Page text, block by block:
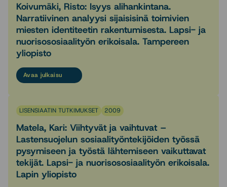
Koivumäki, Risto: Isyys alihankintana.
Narratiivinen analyysi sijaisisinä toimivien
miesten identiteetin rakentumisesta. Lapsi- ja
nuorisososiaalityön erikoisala. Tampereen
yliopisto
Avaa julkaisu
LISENSIAATIN TUTKIMUKSET 2009
Matela, Kari: Viihtyvät ja vaihtuvat –
Lastensuojelun sosiaalityöntekijöiden työssä
pysymiseen ja työstä lähtemiseen vaikuttavat
tekijät. Lapsi- ja nuorisososiaalityön erikoisala.
Lapin yliopisto